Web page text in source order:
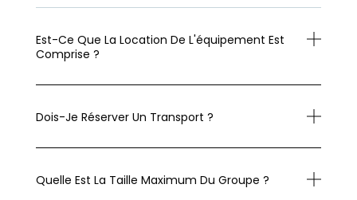
Est-Ce Que La Location De L'équipement Est
Comprise ?
Dois-Je Réserver Un Transport ?
Quelle Est La Taille Maximum Du Groupe ?